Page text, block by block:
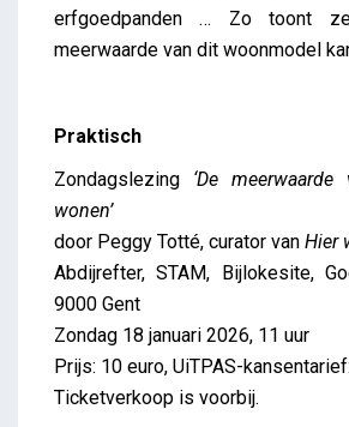
erfgoedpanden … Zo toont
meerwaarde van dit woonmodel
Praktisch
Zondagslezing ‘De
wonen’
door Peggy Totté, curator van Hier
Abdijrefter, STAM, Bijlokesite,
9000 Gent
Zondag 18 januari 2026, 11 uur
Prijs: 10 euro, UiTPAS-
Ticketverkoop is voorbij.